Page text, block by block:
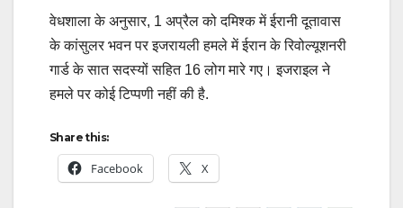
वेधशाला के अनुसार, 1 अप्रैल को दमिश्क में ईरानी दूतावास
के कांसुलर भवन पर इजरायली हमले में ईरान के रिवोल्यूशनरी
गार्ड के सात सदस्यों सहित 16 लोग मारे गए। इजराइल ने
हमले पर कोई टिप्पणी नहीं की है.
Share this:
Facebook X